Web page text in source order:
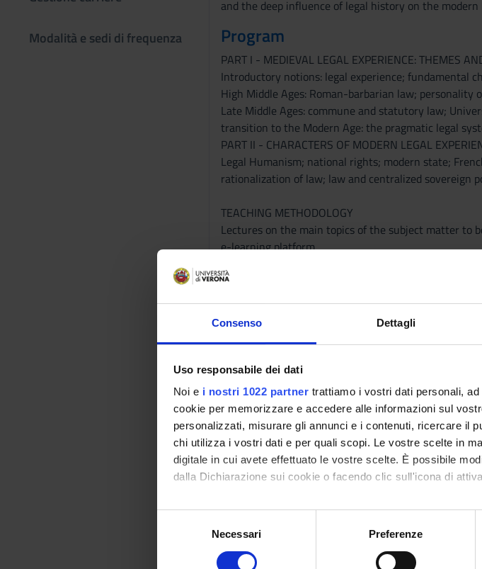
Consenso Dettagli
Uso responsabile dei dati
Noi e i nostri 1022 partner trattiamo i vostri dati personali,
cookie per memorizzare e accedere alle informazioni sul
personalizzati, misurare gli annunci e i contenuti, ricercare il
chi utilizza i vostri dati e per quali scopi. Le vostre scelte in
digitale in cui avete effettuato le vostre scelte. È possibile
dalla Dichiarazione sui cookie o facendo clic sull'icona di
Con il tuo consenso, vorremmo anche:
raccogliere informazioni sulla tua posizione
digitali).
Necessari Preferenze
Modalità e sedi di frequenza
and the deep influence of legal history on the
Program
PART I - MEDIEVAL LEGAL EXPERIENCE: THEMES
Introductory notions: legal experience; fundamental
High Middle Ages: Roman-barbarian law;
Late Middle Ages: commune and statutory law;
transition to the Modern Age: the pragmatic legal
PART II - CHARACTERS OF MODERN LEGAL
Legal Humanism; national rights; modern state;
rationalization of law; law and centralized sovereign
TEACHING METHODOLOGY
Lectures on the main topics of the subject matter to
e-learning platform.
CONTENTS OF THE COURSE:
- The concept of legal experience;
- The problem of interpretation;
- The Justinian’s Compilation and his reception in
- 'Lex' and 'consuetudo';
- The Church and the Law;
- Medieval universities;
- ‘Dominium directum' and 'dominium utile’;
- The fundamentals of humanistic education;
- Humanism and Encyclopaedism;
- André Tiraqueau between 'mos italicus' and 'mos
- Attending students
Notes from lessons and the following textbook: